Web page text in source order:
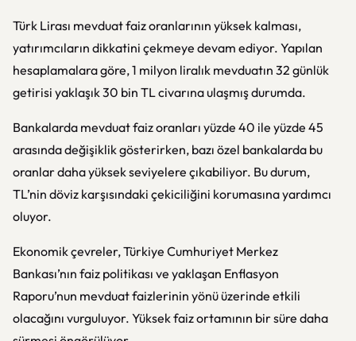
Türk Lirası mevduat faiz oranlarının yüksek kalması,
yatırımcıların dikkatini çekmeye devam ediyor. Yapılan
hesaplamalara göre, 1 milyon liralık mevduatın 32 günlük
getirisi yaklaşık 30 bin TL civarına ulaşmış durumda.
Bankalarda mevduat faiz oranları yüzde 40 ile yüzde 45
arasında değişiklik gösterirken, bazı özel bankalarda bu
oranlar daha yüksek seviyelere çıkabiliyor. Bu durum,
TL’nin döviz karşısındaki çekiciliğini korumasına yardımcı
oluyor.
Ekonomik çevreler, Türkiye Cumhuriyet Merkez
Bankası’nın faiz politikası ve yaklaşan Enflasyon
Raporu’nun mevduat faizlerinin yönü üzerinde etkili
olacağını vurguluyor. Yüksek faiz ortamının bir süre daha